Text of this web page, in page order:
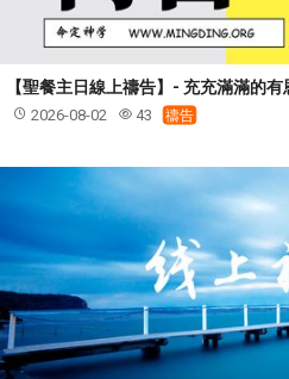
"如何"
屬靈人的好習慣
打開天
神蹟系列
愚蠢系列 戰勝撒旦系
耶和華是引導我的牧羊人。
謹慎
001B課程 - 解開迷思課程
101課程 - 從尋求到信徒
102課
103課程 - 聖經學習中階
201課
301課程 - 領袖實操課程
302課
308課程 - 牧養理論基礎培訓
Y132課程 - 職業策劃
Y133課程 -
Y134課程 - 動手實驗室
【聖餐主日線上禱告】- 充充滿滿的有
2026-08-02 43 禱告